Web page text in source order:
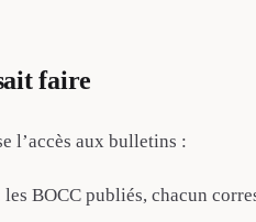
faire
l’accès aux bulletins :
les BOCC publiés, chacun